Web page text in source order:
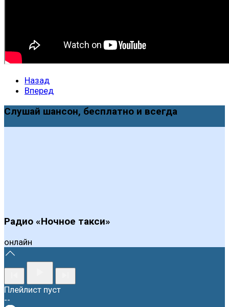
Назад
Вперед
Слушай шансон, бесплатно и всегда
Радио «Ночное такси»
онлайн
Плейлист пуст
--